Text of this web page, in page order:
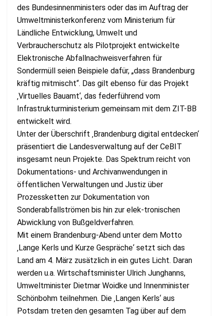
des Bundesinnenministers oder das im Auftrag der
Umweltministerkonferenz vom Ministerium für
Ländliche Entwicklung, Umwelt und
Verbraucherschutz als Pilotprojekt entwickelte
Elektronische Abfallnachweisverfahren für
Sondermüll seien Beispiele dafür, „dass Brandenburg
kräftig mitmischt“. Das gilt ebenso für das Projekt
‚Virtuelles Bauamt‘, das federführend vom
Infrastrukturministerium gemeinsam mit dem ZIT-BB
entwickelt wird.
Unter der Überschrift ‚Brandenburg digital entdecken‘
präsentiert die Landesverwaltung auf der CeBIT
insgesamt neun Projekte. Das Spektrum reicht von
Dokumentations- und Archivanwendungen in
öffentlichen Verwaltungen und Justiz über
Prozessketten zur Dokumentation von
Sonderabfallströmen bis hin zur elek-tronischen
Abwicklung von Bußgeldverfahren.
Mit einem Brandenburg-Abend unter dem Motto
‚Lange Kerls und Kurze Gespräche‘ setzt sich das
Land am 4. März zusätzlich in ein gutes Licht. Daran
werden u.a. Wirtschaftsminister Ulrich Junghanns,
Umweltminister Dietmar Woidke und Innenminister
Schönbohm teilnehmen. Die ‚Langen Kerls‘ aus
Potsdam treten den gesamten Tag über auf dem